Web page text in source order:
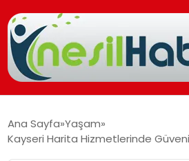
GÜNCEL
Ana Sayfa Yaşam
Kayseri Harita Hizmetlerinde